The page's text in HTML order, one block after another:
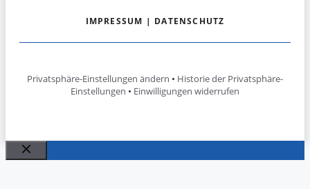
IMPRESSUM | DATENSCHUTZ
Privatsphäre-Einstellungen ändern • Historie der Privatsphäre-
Einstellungen • Einwilligungen widerrufen
Schließen